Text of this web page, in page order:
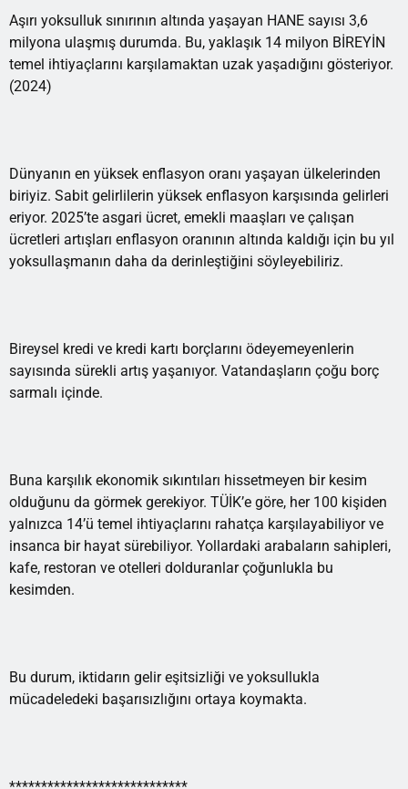
Aşırı yoksulluk sınırının altında yaşayan HANE sayısı 3,6
milyona ulaşmış durumda. Bu, yaklaşık 14 milyon BİREYİN
temel ihtiyaçlarını karşılamaktan uzak yaşadığını gösteriyor.
(2024)
Dünyanın en yüksek enflasyon oranı yaşayan ülkelerinden
biriyiz. Sabit gelirlilerin yüksek enflasyon karşısında gelirleri
eriyor. 2025’te asgari ücret, emekli maaşları ve çalışan
ücretleri artışları enflasyon oranının altında kaldığı için bu yıl
yoksullaşmanın daha da derinleştiğini söyleyebiliriz.
Bireysel kredi ve kredi kartı borçlarını ödeyemeyenlerin
sayısında sürekli artış yaşanıyor. Vatandaşların çoğu borç
sarmalı içinde.
Buna karşılık ekonomik sıkıntıları hissetmeyen bir kesim
olduğunu da görmek gerekiyor. TÜİK’e göre, her 100 kişiden
yalnızca 14’ü temel ihtiyaçlarını rahatça karşılayabiliyor ve
insanca bir hayat sürebiliyor. Yollardaki arabaların sahipleri,
kafe, restoran ve otelleri dolduranlar çoğunlukla bu
kesimden.
Bu durum, iktidarın gelir eşitsizliği ve yoksullukla
mücadeledeki başarısızlığını ortaya koymakta.